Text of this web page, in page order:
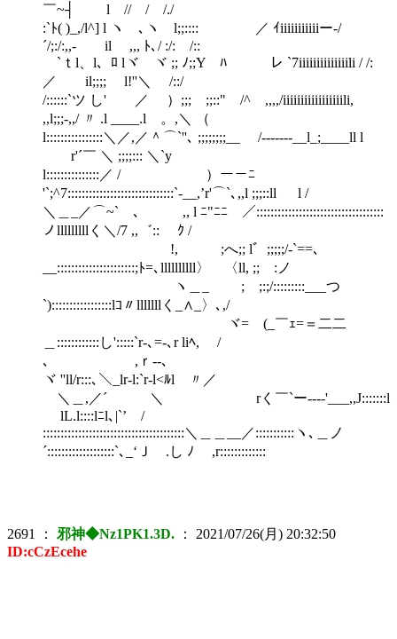
￣~┤ l // / /./
:`ﾄ( )_,/l^] l ヽ ､ヽ l;;:::: ／ ｲiiiiiiiiiiiー‐/
´/;:/:,,- il ,,, ﾄ､/ :/: /::
`ｔl、l、ﾛ lヾ ヾ ;; ﾉ;;Y ﾊ レ `7iiiiiiiiiiiiiili / /:
／ il;;;; l!''＼ /::/
/::::::`ツ し' ／ ）;;; ;;::" /^ ,,,,/iiiiiiiiiiiiiiiiili,
,,l;;;-,,/ 〃 .l ____.l 。,＼ （
l::::::::::::::::＼／,／＾⌒`''､ ;;;;;;;;__ /‐‐‐‐---__l_;____ll l
r'´￣ ＼ ;;;;::: ＼`y
l:::::::::::::::／ / ）ー－ﾆ
'`;^7::::::::::::::::::::::::::::::`-__,’r'⌒`､,,l ;;;::ll l /
＼＿_／⌒~` ､ ,, l ﾆ"ﾆﾆ ／::::::::::::::::::::::::::::::::::::
ノlllllllllく＼/7 ,,゛:: ｸ /
!, ;へ;; l゛;;;;;/-`==､
__::::::::::::::::::::::;ﾄ=､llllllllll〉 〈ll, ;; :ノ
ヽ＿_ゝ ; ;:;/:::::::::___つ
`):::::::::::::::::lｺ〃lllllllく_∧_〉､,/
ヾ= (_￣ｪ=＝二二
＿::::::::::::し':::::`r-､=-､r liﾍ, /
､ ,ｒ--､
ヾ ''ll/r:::､＼_lr-l:`r-l<ﾙl 〃／
＼＿,／´ ＼ rく￣`ー----'___,,J:::::::l
lL.l::::lﾆl､|`’ /
::::::::::::::::::::::::::::::::::::::::＼＿＿__／:::::::::::ヽ､＿ノ
´:::::::::::::::::::`､_‘Ｊ .し ﾉ ,r:::::::::::::
2691 ： 邪神◆Nz1PK1.3D. ： 2021/07/26(月) 20:32:50
ID:cCzEcehe